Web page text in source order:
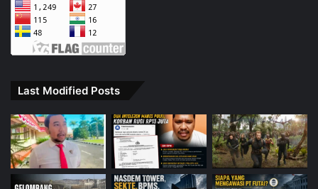
Last Modified Posts